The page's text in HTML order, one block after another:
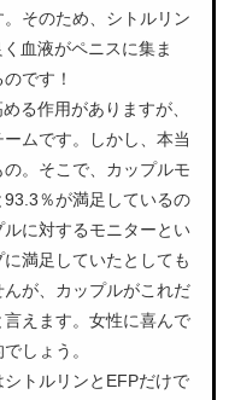
そのため、シトルリン
血液がペニスに集ま
です！
る作用がありますが、
ムです。しかし、本当
。そこで、カップルモ
％が満足しているの
に対するモニターとい
満足していたとしても
が、カップルがこれだ
えます。女性に喜んで
しょう。
トルリンとEFPだけで